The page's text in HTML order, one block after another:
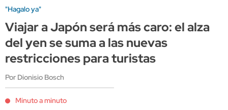
"Hagalo ya"
Viajar a Japón será más caro: el alza
del yen se suma a las nuevas
restricciones para turistas
Por Dionisio Bosch
Minuto a minuto